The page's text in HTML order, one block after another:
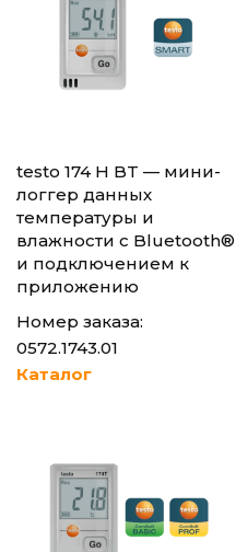
testo 174 H BT — мини-
логгер данных
температуры и
влажности с Bluetooth®
и подключением к
приложению
Номер заказа:
0572.1743.01
Каталог